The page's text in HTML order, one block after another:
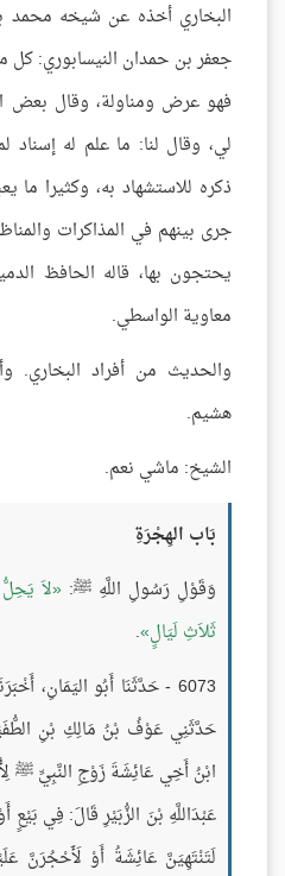
البخاري أخذه عن شيخه محمد
جعفر بن حمدان النيسابوري: كل
فهو عرض ومناولة، وقال بعض
لي، وقال لنا: ما علم له إسناد
ذكره للاستشهاد به، وكثيرا ما
جرى بينهم في المذاكرات
يحتجون بها، قاله الحافظ
معاوية الواسطي.
والحديث من أفراد
هشيم.
الشيخ: ماشي نعم.
بَاب الهِجْرَةِ
وَقَوْلِ رَسُولِ اللَّهِ ﷺ: لاَ
ثَلاَثِ لَيَالٍ .
6073 - حَدَّثَنَا أَبُو اليَمَانِ،
حَدَّثَنِي عَوْفُ بْنُ مَالِكِ بْنِ
ابْنُ أَخِي عَائِشَةَ زَوْجِ النَّبِيِّ ﷺ
عَبْدَاللَّهِ بْنَ الزُّبَيْرِ قَالَ: فِي
لَتَنْتَهِيَنَّ عَائِشَةُ أَوْ لَأَحْجُرَنَّ